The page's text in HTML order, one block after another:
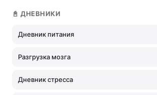
📓 ДНЕВНИКИ
Дневник питания
Разгрузка мозга
Дневник стресса